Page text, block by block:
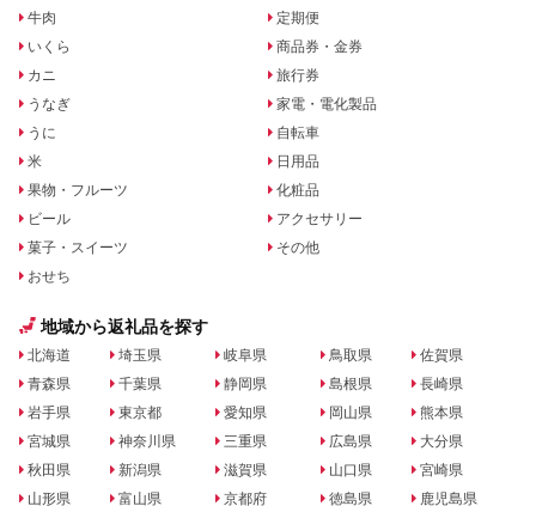
牛肉
いくら
カニ
うなぎ
うに
米
果物・フルーツ
ビール
菓子・スイーツ
おせち
定期便
商品券・金券
旅行券
家電・電化製品
自転車
日用品
化粧品
アクセサリー
その他
地域から返礼品を探す
北海道
青森県
岩手県
宮城県
秋田県
山形県
埼玉県
千葉県
東京都
神奈川県
新潟県
富山県
岐阜県
静岡県
愛知県
三重県
滋賀県
京都府
鳥取県
島根県
岡山県
広島県
山口県
徳島県
佐賀県
長崎県
熊本県
大分県
宮崎県
鹿児島県